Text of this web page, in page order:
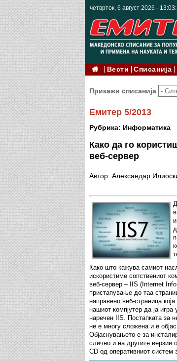
четврток, 6 август 2026 -
Вести Списанија
Прикажи списанија
Емитер 5/2013
Рубрика: Информатика
Како да го
веб-сервер
Автор: Александар
Како што кажува самиот
искористиме сопствениот
веб-сервер – IIS (Internet
пристапување до таа
направено веб-страница
нашиот компјутер да ја
наречен IIS. Постапката за
не е многу сложена и е
Објаснувањето е за
слично и на другите верзии
CD од оперативниот систем